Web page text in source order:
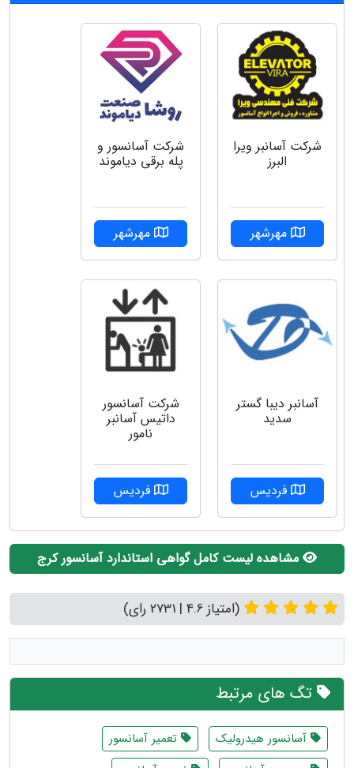
شركت آسانبر ويرا
البرز
مهرشهر
شرکت آسانسور و
پله برقی دیاموند
مهرشهر
آسانبر دیبا گستر
سدید
فردیس
شرکت آسانسور
داتیس آسانبر
نامور
فردیس
مشاهده لیست کامل گواهی استاندارد آسانسور کرج
(امتیاز 4.6 | 2731 رای)
تگ های مرتبط
آسانسور هیدرولیک
تعمیر آسانسور